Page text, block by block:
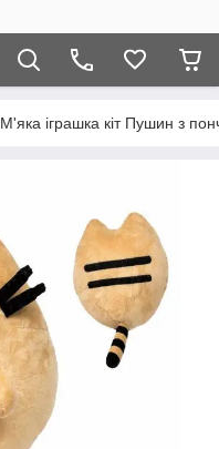
М'яка іграшка кіт Пушин з